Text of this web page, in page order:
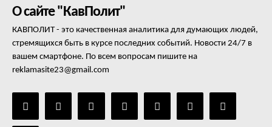
О сайте "КавПолит"
КАВПОЛИТ - это качественная аналитика для думающих людей,
стремящихся быть в курсе последних событий. Новости 24/7 в
вашем смартфоне. По всем вопросам пишите на
reklamasite23@gmail.com